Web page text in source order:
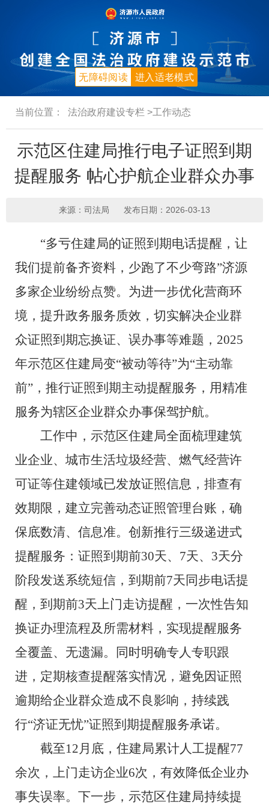
进入适老模式
无障碍阅读
当前位置： 法治政府建设专栏 >工作动态
示范区住建局推行电子证照到期
提醒服务 帖心护航企业群众办事
来源：司法局 发布日期：2026-03-13
“多亏住建局的证照到期电话提醒，让
我们提前备齐资料，少跑了不少弯路”济源
多家企业纷纷点赞。为进一步优化营商环
境，提升政务服务质效，切实解决企业群
众证照到期忘换证、误办事等难题，2025
年示范区住建局变“被动等待”为“主动靠
前”，推行证照到期主动提醒服务，用精准
服务为辖区企业群众办事保驾护航。
工作中，示范区住建局全面梳理建筑
业企业、城市生活垃圾经营、燃气经营许
可证等住建领域已发放证照信息，排查有
效期限，建立完善动态证照管理台账，确
保底数清、信息准。创新推行三级递进式
提醒服务：证照到期前30天、7天、3天分
阶段发送系统短信，到期前7天同步电话提
醒，到期前3天上门走访提醒，一次性告知
换证办理流程及所需材料，实现提醒服务
全覆盖、无遗漏。同时明确专人专职跟
进，定期核查提醒落实情况，避免因证照
逾期给企业群众造成不良影响，持续践
行“济证无忧”证照到期提醒服务承诺。
截至12月底，住建局累计人工提醒77
余次，上门走访企业6次，有效降低企业办
事失误率。下一步，示范区住建局持续提